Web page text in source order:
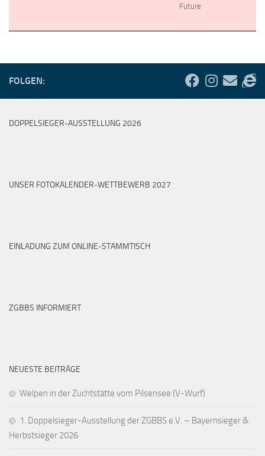
Future
FOLGEN:
DOPPELSIEGER-AUSSTELLUNG 2026
UNSER FOTOKALENDER-WETTBEWERB 2027
EINLADUNG ZUM ONLINE-STAMMTISCH
ZGBBS INFORMIERT
NEUESTE BEITRÄGE
Welpen in der Zuchtstätte vom Pilsensee (V-Wurf)
1. Doppelsieger-Ausstellung der ZGBBS e.V. – Bayernsieger &
Herbstsieger 2026